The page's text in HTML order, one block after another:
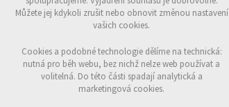
Odmítnout vše
Můžete jej kdykoli zrušit nebo obnovit změnou nastavení
vašich cookies.
Cookies a podobné technologie dělíme na technická:
nutná pro běh webu, bez nichž nelze web používat a
volitelná. Do této části spadají analytická a
marketingová cookies.